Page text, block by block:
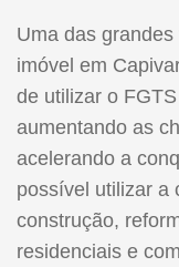
Uma das
imóvel em
de utilizar o
aumentando as
acelerando a
possível utilizar a
construção,
residenciais e